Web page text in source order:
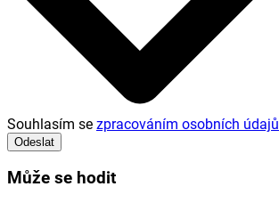
Souhlasím se zpracováním osobních údajů
Odeslat
Může se hodit